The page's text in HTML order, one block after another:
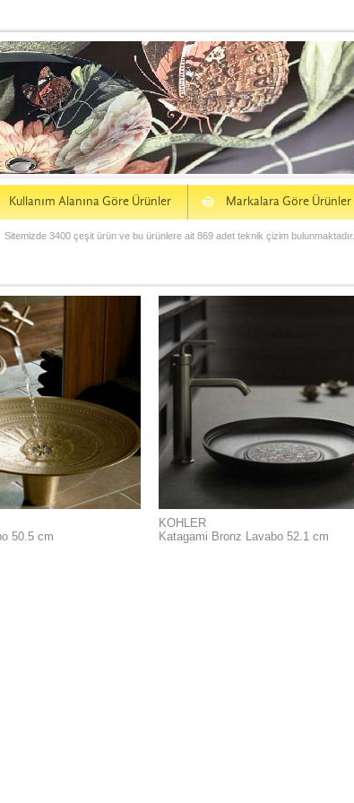
Kullanım Alanına Göre Ürünler Markalara Göre Ürünler
S
Sitemizde 3400 çeşit ürün ve bu ürünlere ait 869 adet teknik çizim bulunmaktadır.
50.5 cm
KOHLER
Katagami Bronz Lavabo 52.1 cm